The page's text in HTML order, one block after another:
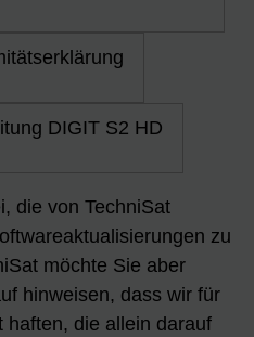
DIGIT S2 HD
die von TechniSat
zu
möchte Sie aber
hinweisen, dass wir für
haften, die allein darauf